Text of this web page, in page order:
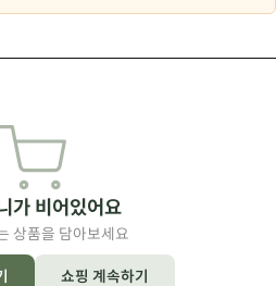
가 비어있어요
상품을 담아보세요
쇼핑 계속하기